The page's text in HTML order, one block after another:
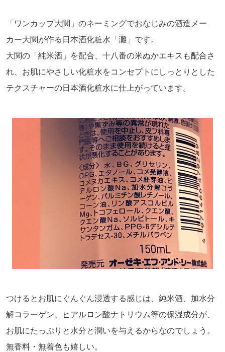
「ワンカップ大関」のネーミングでおなじみの酒造メー
カー大関が作る日本酒化粧水「灘」です。
大関の「純米酒」を配合、十八番の米ぬかエキスも配合さ
れ、お肌にやさしい化粧水をコンセプトにしっとりとした
テクスチャーの日本酒化粧水に仕上がっています。
つけるとお肌にぐんぐん浸透する感じは、純米酒、加水分
解コラーゲン、ヒアルロン酸ナトリウム等の保湿成分が、
お肌にたっぷりと水分と潤いを与えるからなのでしょう。
無香料・無着色も嬉しい。